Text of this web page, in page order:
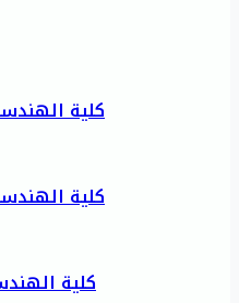
كلية
كلية
كلية